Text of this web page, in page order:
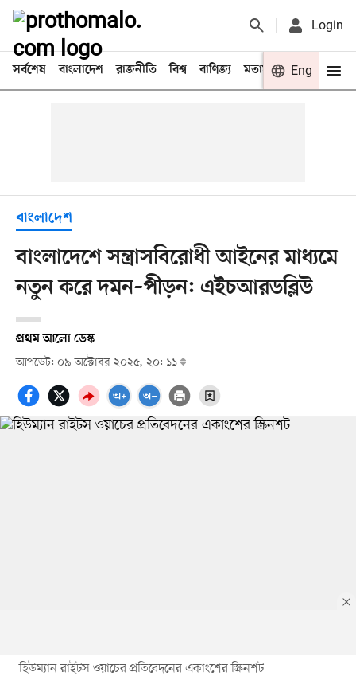
Login
সর্বশেষ বাংলাদেশ রাজনীতি বিশ্ব বাণিজ্য মতামত খেলা
Eng
বাংলাদেশ
বাংলাদেশে সন্ত্রাসবিরোধী আইনের মাধ্যমে
নতুন করে দমন–পীড়ন: এইচআরডব্লিউ
প্রথম আলো ডেস্ক
আপডেট: ০৯ অক্টোবর ২০২৫, ২০: ১১
হিউম্যান রাইটস ওয়াচের প্রতিবেদনের একাংশের স্ক্রিনশট